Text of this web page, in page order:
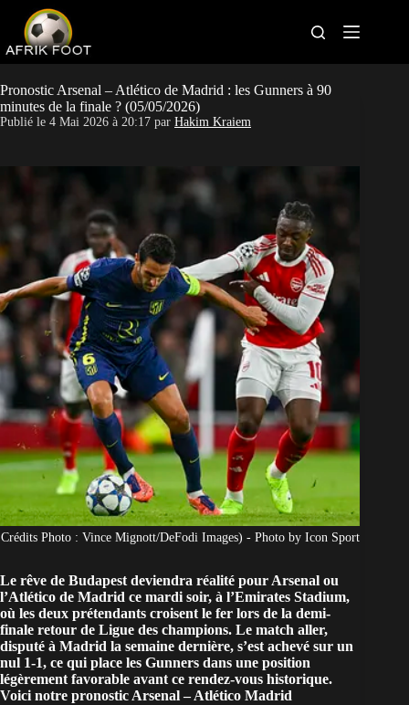
p
o
c
o
Bonus bookmakers
APK paris sportifs
Sites paris sportifs
Pronostics foot
Actus Foot
Pronostic Arsenal – Atlético de Madrid : les Gunners à 90
minutes de la finale ? (05/05/2026)
Publié le 4 Mai 2026 à 20:17 par Hakim Kraiem
Crédits Photo : Vince Mignott/DeFodi Images) - Photo by Icon Sport
Le rêve de Budapest deviendra réalité pour Arsenal ou
l’Atlético de Madrid ce mardi soir, à l’Emirates Stadium,
où les deux prétendants croisent le fer lors de la demi-
finale retour de Ligue des champions. Le match aller,
disputé à Madrid la semaine dernière, s’est achevé sur un
nul 1-1, ce qui place les Gunners dans une position
légèrement favorable avant ce rendez-vous historique.
Voici notre pronostic Arsenal – Atlético Madrid